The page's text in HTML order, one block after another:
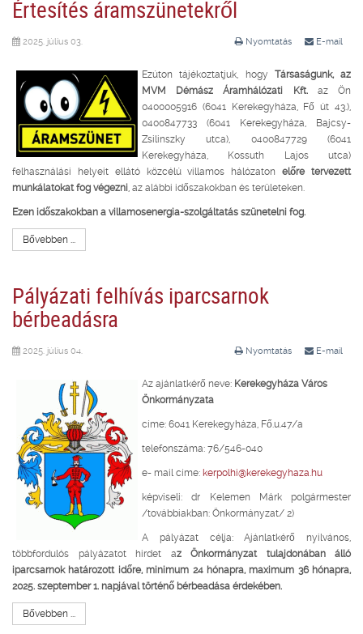
Értesítés áramszünetekről
Nyomtatás E-mail
2025. július 03.
Ezúton tájékoztatjuk, hogy Társaságunk, az
MVM Démász Áramhálózati Kft.az Ön
0400005916 (6041 Kerekegyháza, Fő út 43.),
0400847733 (6041 Kerekegyháza, Bajcsy-
Zsilinszky utca), 0400847729 (6041
Kerekegyháza, Kossuth Lajos utca)
felhasználási helyeit ellátó közcélú villamos hálózatonelőre tervezett
munkálatokat fog végezni, az alábbi időszakokban és területeken.
Ezen időszakokban a villamosenergia-szolgáltatás szünetelni fog.
Bővebben ...
Pályázati felhívás iparcsarnok
bérbeadásra
Nyomtatás E-mail
2025. július 04.
Az ajánlatkérő neve: Kerekegyháza Város
Önkormányzata
címe: 6041 Kerekegyháza, Fő.u.47/a
telefonszáma: 76/546-040
e- mail címe: kerpolhi@kerekegyhaza.hu
képviseli: dr Kelemen Márk polgármester
/továbbiakban: Önkormányzat/ 2)
A pályázat célja: Ajánlatkérő nyilvános,
többfordulós pályázatot hirdet az Önkormányzat tulajdonában álló
iparcsarnok határozott időre, minimum 24 hónapra, maximum 36 hónapra,
2025. szeptember 1. napjával történő bérbeadása érdekében.
Bővebben ...